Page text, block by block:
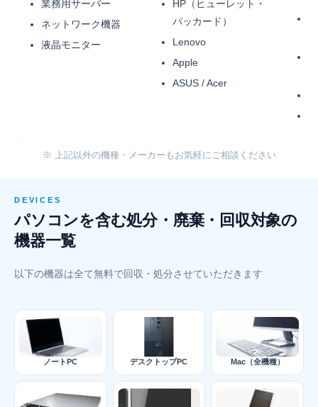
業務用サーバー
ネットワーク機器
液晶モニター
HP（ヒューレット・
パッカード）
Lenovo
Apple
ASUS / Acer
※ 上記以外の機種・メーカーもお気軽にご相談ください
DEVICES
パソコンを含む処分・廃棄・回収対象の
機器一覧
以下の機器は全て無料で回収・処分させていただきます
ノートPC デスクトップPC Mac（全機種）